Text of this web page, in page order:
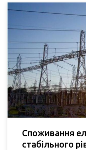
Споживання
стабільного